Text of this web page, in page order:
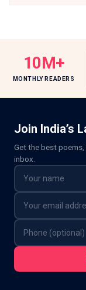
10M+
MONTHLY READERS
Join India’s
Get the best
inbox.